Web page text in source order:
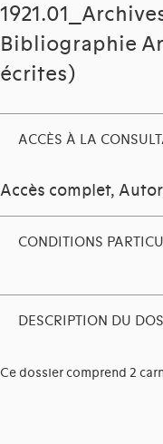
Bibliographie
écrites)
ACCÈS À LA
Accès complet,
CONDITIONS
DESCRIPTION DU
Ce dossier comprend 2